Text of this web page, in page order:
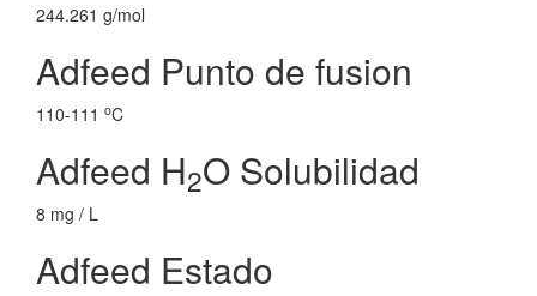
244.261 g/mol
Adfeed Punto de fusion
110-111 oC
Adfeed H2O Solubilidad
8 mg / L
Adfeed Estado